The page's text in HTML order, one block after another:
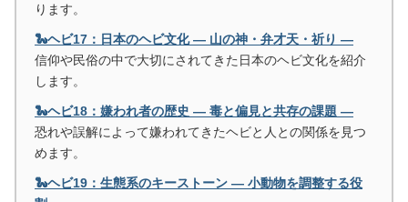
ります。
🐍ヘビ17：日本のヘビ文化 ― 山の神・弁才天・祈り ―
信仰や民俗の中で大切にされてきた日本のヘビ文化を紹介
します。
🐍ヘビ18：嫌われ者の歴史 ― 毒と偏見と共存の課題 ―
恐れや誤解によって嫌われてきたヘビと人との関係を見つ
めます。
🐍ヘビ19：生態系のキーストーン ― 小動物を調整する役